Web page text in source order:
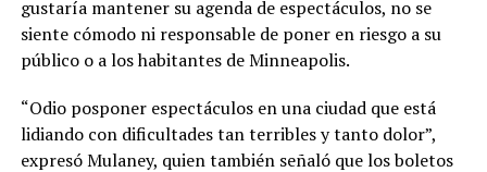
gustaría mantener su agenda de espectáculos, no se
siente cómodo ni responsable de poner en riesgo a su
público o a los habitantes de Minneapolis.
“Odio posponer espectáculos en una ciudad que está
lidiando con dificultades tan terribles y tanto dolor”,
expresó Mulaney, quien también señaló que los boletos